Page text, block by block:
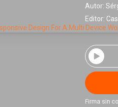
Autor:
Editor:
Firma sin